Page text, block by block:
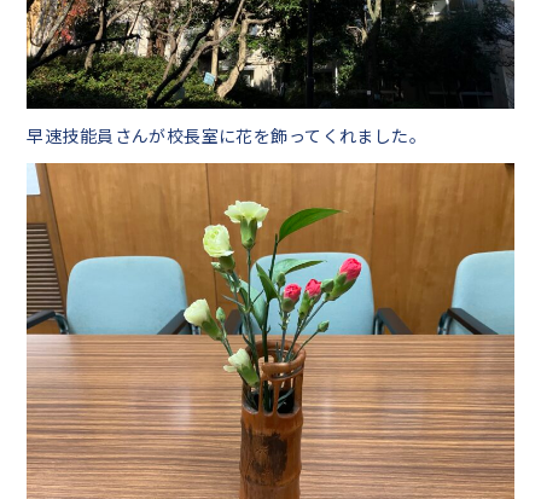
English
探究活動
06-6651-0525
早速技能員さんが校長室に花を飾ってくれました。